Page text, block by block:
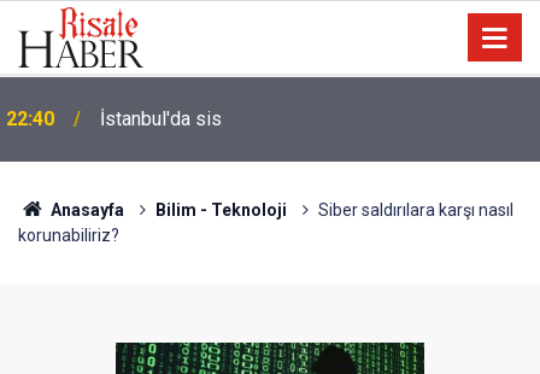
21:18
Biyoloji profesörünün parmağının ucunda niçin göz
yok?
Anasayfa Bilim - Teknoloji
Siber saldırılara karşı nasıl
korunabiliriz?